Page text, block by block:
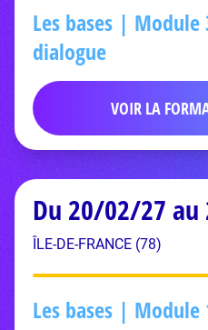
Les bases |
dialogue
VOIR LA
Du 20/02/27
ÎLE-DE-FRANCE (78)
Les bases |